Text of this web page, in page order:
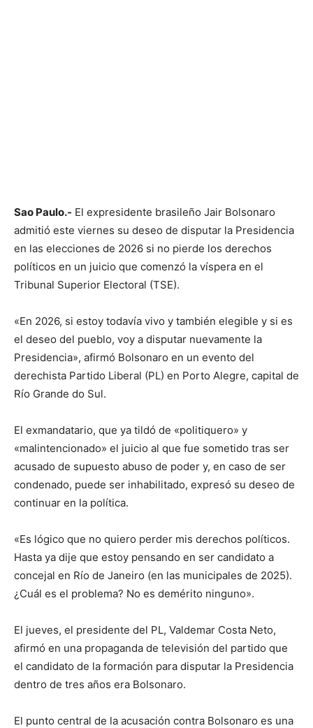
Sao Paulo.- El expresidente brasileño Jair Bolsonaro
admitió este viernes su deseo de disputar la Presidencia
en las elecciones de 2026 si no pierde los derechos
políticos en un juicio que comenzó la víspera en el
Tribunal Superior Electoral (TSE).
«En 2026, si estoy todavía vivo y también elegible y si es
el deseo del pueblo, voy a disputar nuevamente la
Presidencia», afirmó Bolsonaro en un evento del
derechista Partido Liberal (PL) en Porto Alegre, capital de
Río Grande do Sul.
El exmandatario, que ya tildó de «politiquero» y
«malintencionado» el juicio al que fue sometido tras ser
acusado de supuesto abuso de poder y, en caso de ser
condenado, puede ser inhabilitado, expresó su deseo de
continuar en la política.
«Es lógico que no quiero perder mis derechos políticos.
Hasta ya dije que estoy pensando en ser candidato a
concejal en Río de Janeiro (en las municipales de 2025).
¿Cuál es el problema? No es demérito ninguno».
El jueves, el presidente del PL, Valdemar Costa Neto,
afirmó en una propaganda de televisión del partido que
el candidato de la formación para disputar la Presidencia
dentro de tres años era Bolsonaro.
El punto central de la acusación contra Bolsonaro es una